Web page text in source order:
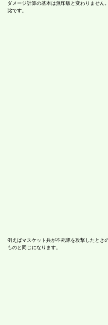
ダメージ計算の基本は無印版と変わりません
比です。
例えばマスケット兵が不死隊を攻撃したとき
ものと同じになります。